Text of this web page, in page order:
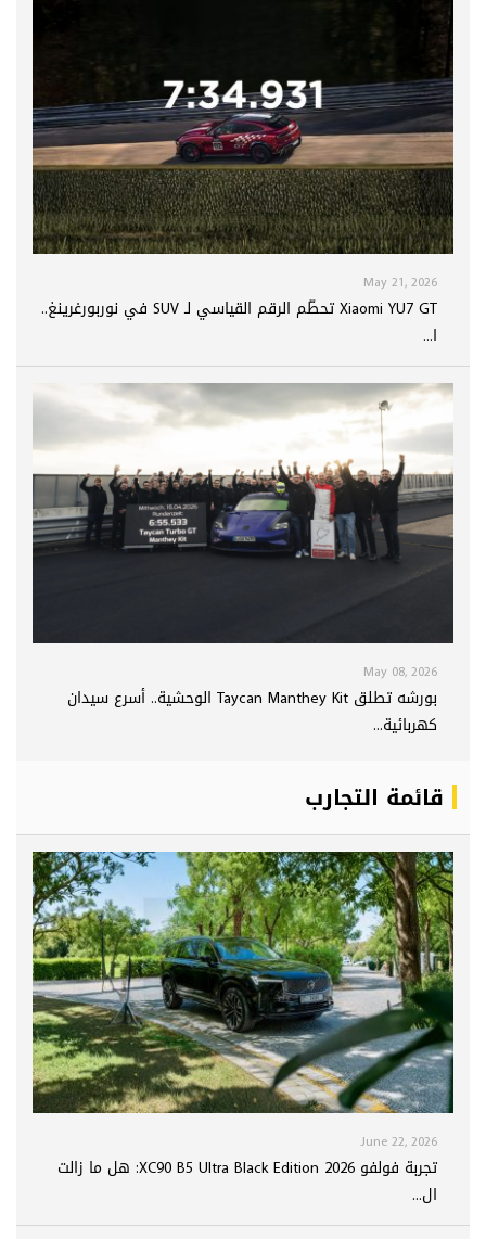
May 21, 2026
Xiaomi YU7 GT تحطّم الرقم القياسي لـ SUV في نوربورغرينغ..
ا...
May 08, 2026
بورشه تطلق Taycan Manthey Kit الوحشية.. أسرع سيدان
كهربائية...
قائمة التجارب
June 22, 2026
تجربة فولفو XC90 B5 Ultra Black Edition 2026: هل ما زالت
ال...